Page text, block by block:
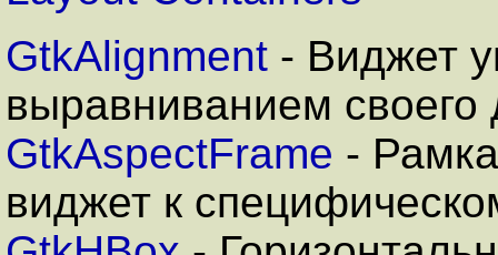
GtkAlignment - Виджет
выравниванием своего
GtkAspectFrame -
виджет к